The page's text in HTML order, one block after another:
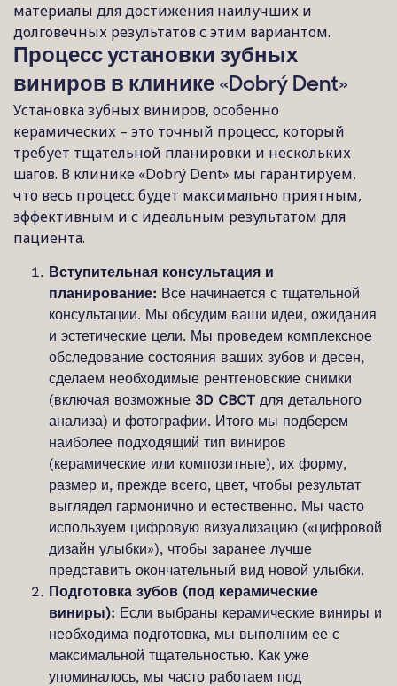
материалы для достижения наилучших и
долговечных результатов с этим вариантом.
Процесс установки зубных
виниров в клинике «Dobrý Dent»
Установка зубных виниров, особенно
керамических – это точный процесс, который
требует тщательной планировки и нескольких
шагов. В клинике «Dobrý Dent» мы гарантируем,
что весь процесс будет максимально приятным,
эффективным и с идеальным результатом для
пациента.
Вступительная консультация и
планирование: Все начинается с тщательной
консультации. Мы обсудим ваши идеи, ожидания
и эстетические цели. Мы проведем комплексное
обследование состояния ваших зубов и десен,
сделаем необходимые рентгеновские снимки
(включая возможные 3D CBCT для детального
анализа) и фотографии. Итого мы подберем
наиболее подходящий тип виниров
(керамические или композитные), их форму,
размер и, прежде всего, цвет, чтобы результат
выглядел гармонично и естественно. Мы часто
используем цифровую визуализацию («цифровой
дизайн улыбки»), чтобы заранее лучше
представить окончательный вид новой улыбки.
Подготовка зубов (под керамические
виниры): Если выбраны керамические виниры и
необходима подготовка, мы выполним ее с
максимальной тщательностью. Как уже
упоминалось, мы часто работаем под